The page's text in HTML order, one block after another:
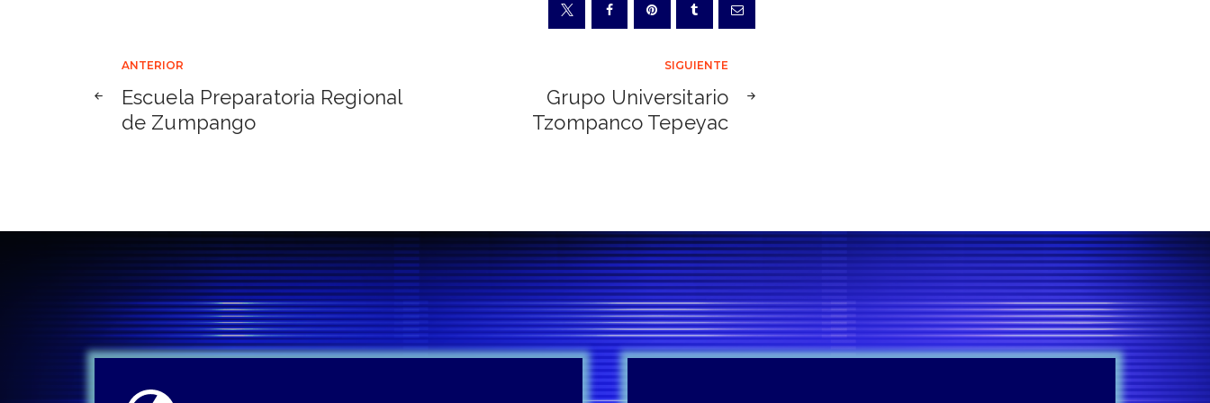
Navegación
de
ANTERIOR
Escuela Preparatoria Regional
de Zumpango
SIGUIENTE
Grupo Universitario
Tzompanco Tepeyac